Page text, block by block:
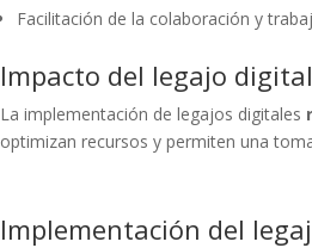
Facilitación de la colaboración y
Impacto del legajo
La implementación de legajos digitales
optimizan recursos y permiten una
Implementación del